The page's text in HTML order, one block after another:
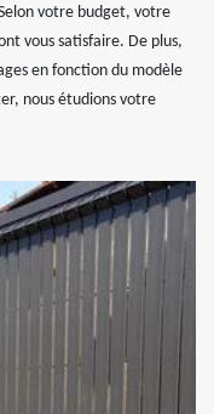
votre budget, votre
vous satisfaire. De plus,
en fonction du modèle
nous étudions votre